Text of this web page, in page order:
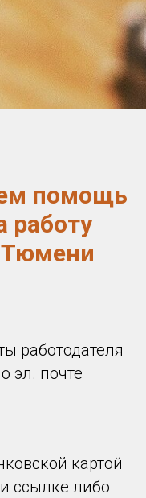
помощь
работу
Тюмени
работодателя
эл. почте
картой
ссылке либо